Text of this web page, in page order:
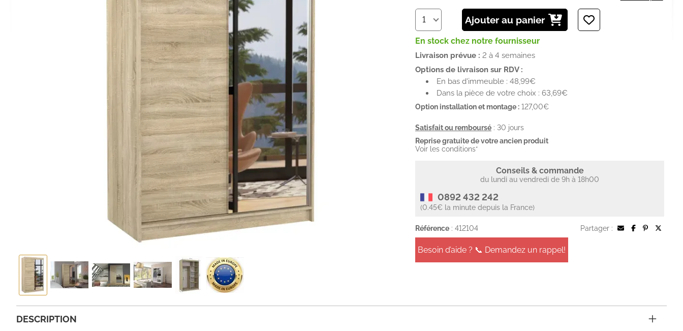
Ajouter au panier
En stock chez notre fournisseur
Livraison prévue : 2 à 4 semaines
Options de livraison sur RDV :
En bas d'immeuble : 48,99€
Dans la pièce de votre choix : 63,69€
Option installation et montage : 127,00€
Satisfait ou remboursé : 30 jours
Reprise gratuite de votre ancien produit
Voir les conditions*
Conseils & commande
du lundi au vendredi de 9h à 18h00
0892 432 242
(0.45€ la minute depuis la France)
Référence : 412104 Partager :
Besoin d’aide ? 📞 Demandez un rappel!
DESCRIPTION